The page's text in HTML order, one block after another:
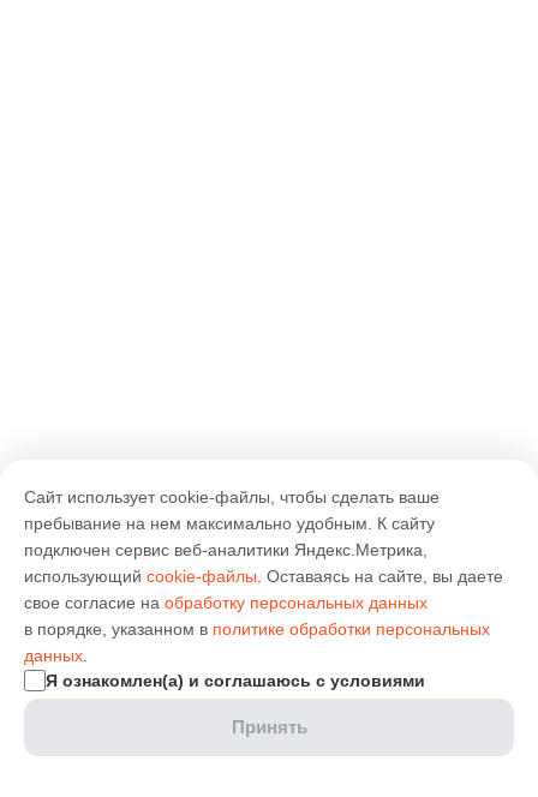
Сайт использует cookie-файлы, чтобы сделать ваше
пребывание на нем максимально удобным. К cайту
подключен сервис веб-аналитики Яндекс.Метрика,
использующий cookie-файлы . Оставаясь на сайте, вы даете
свое согласие на обработку персональных данных
в порядке, указанном в политике обработки персональных
данных
Я ознакомлен(а) и соглашаюсь с условиями
Принять